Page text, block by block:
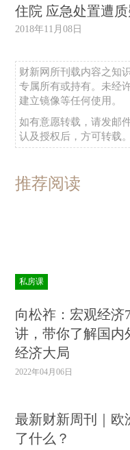
住院 应急处置遭质
2018年11月08日
财新网所刊载内容之知
专属所有或持有。未经
建立镜像等任何使用。
如有意愿转载，请发邮
认及授权后，方可转载。
推荐阅读
私房课
向松祚：宏观经济
讲，带你了解国内
经济大局
2022年04月06日
最新财新周刊｜欧
了什么？